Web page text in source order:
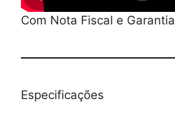
Com Nota Fiscal e Garantia
Especificações